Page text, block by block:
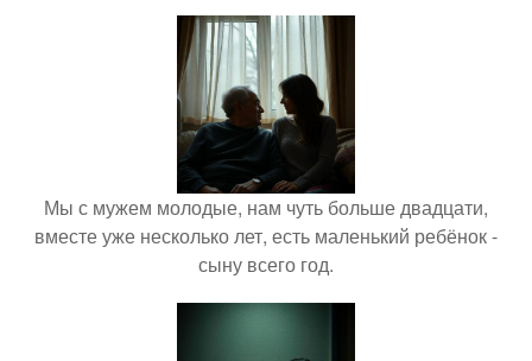
Мы с мужем молодые, нам чуть больше двадцати,
вместе уже несколько лет, есть маленький ребёнок -
сыну всего год.